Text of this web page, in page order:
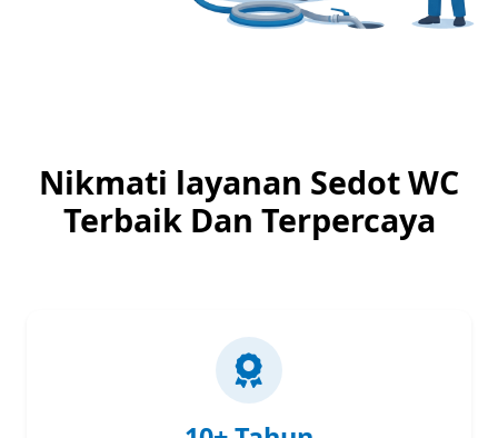
Nikmati layanan Sedot WC
Terbaik Dan Terpercaya